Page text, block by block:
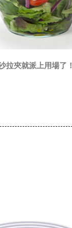
拉夾就派上用場了！